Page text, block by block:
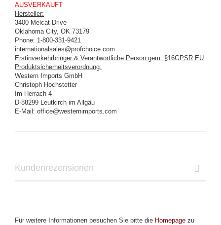
AUSVERKAUFT
Hersteller:
3400 Melcat Drive
Oklahoma City, OK 73179
Phone: 1-800-331-9421
internationalsales@profchoice.com
Erstinverkehrbringer & Verantwortliche Person gem. §16GPSR EU
Produktsicherheitsverordnung:
Western Imports GmbH
Christoph Hochstetter
Im Herrach 4
D-88299 Leutkirch im Allgäu
E-Mail: office@westernimports.com
Kundenrezensionen
Für weitere Informationen besuchen Sie bitte die Homepage zu